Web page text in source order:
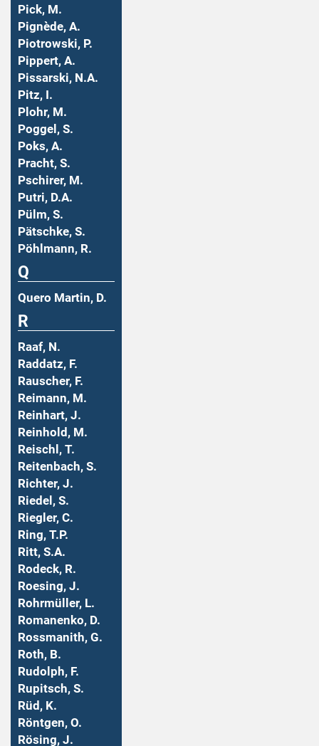
Pick, M.
Pignède, A.
Piotrowski, P.
Pippert, A.
Pissarski, N.A.
Pitz, I.
Plohr, M.
Poggel, S.
Poks, A.
Pracht, S.
Pschirer, M.
Putri, D.A.
Pülm, S.
Pätschke, S.
Pöhlmann, R.
Q
Quero Martin, D.
R
Raaf, N.
Raddatz, F.
Rauscher, F.
Reimann, M.
Reinhart, J.
Reinhold, M.
Reischl, T.
Reitenbach, S.
Richter, J.
Riedel, S.
Riegler, C.
Ring, T.P.
Ritt, S.A.
Rodeck, R.
Roesing, J.
Rohrmüller, L.
Romanenko, D.
Rossmanith, G.
Roth, B.
Rudolph, F.
Rupitsch, S.
Rüd, K.
Röntgen, O.
Rösing, J.